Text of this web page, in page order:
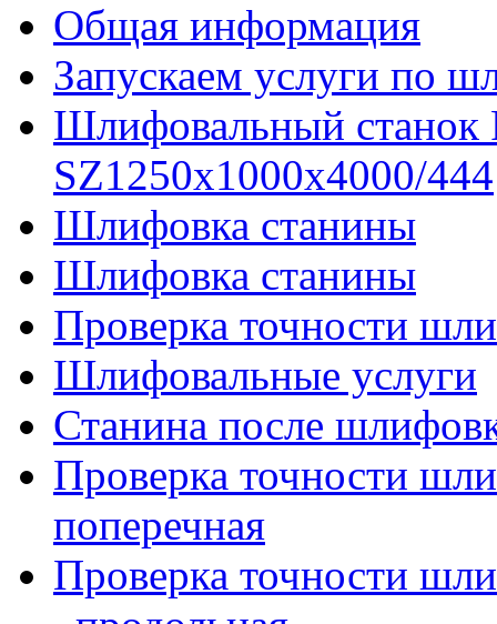
Общая информация
Запускаем услуги по
Шлифовальный
SZ1250x1000x4000/444
Шлифовка станины
Шлифовка станины
Проверка точности
Шлифовальные услуги
Станина после
Проверка точности
поперечная
Проверка точности